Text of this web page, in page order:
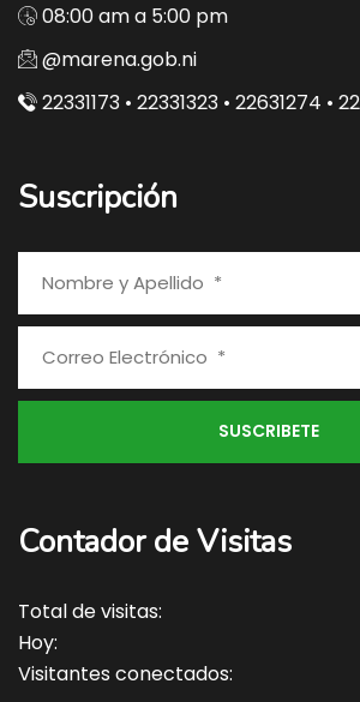
08:00 am a 5:00 pm
@marena.gob.ni
22331173 • 22331323 • 22631274 •
Suscripción
Contador de Visitas
Total de visitas:
Hoy:
Visitantes conectados: